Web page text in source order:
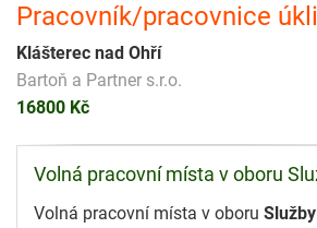
Pracovník/pracovnice
Klášterec nad Ohří
Bartoň a Partner s.r.o.
16800 Kč
Volná pracovní místa v oboru
Volná pracovní místa v oboru